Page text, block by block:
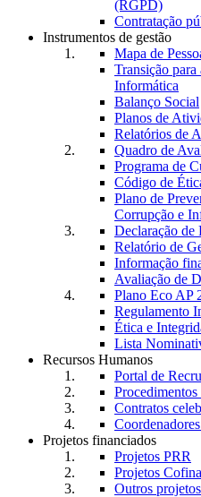
(RGPD)
Contratação
Instrumentos de gestão
Mapa de
Transição para
Informática
Balanço Social
Planos de
Relatórios de
Quadro de
Programa de
Código de
Plano de
Corrupção e
Declaração
Relatório de
Informação
Avaliação de
Plano Eco AP
Regulamento
Ética e
Lista
Recursos Humanos
Portal de
Contratos
Projetos financiados
Projetos PRR
Projetos
Outros projetos